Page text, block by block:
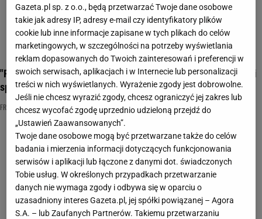
"Przyjaciele" - którą postacią z serialu jesteś? Rozwiąż quiz i
sprawdź!
FRIENDS PRZYJACIELE PSYCHOTEST
Gazeta.pl sp. z o.o., będą przetwarzać Twoje dane osobowe
takie jak adresy IP, adresy e-mail czy identyfikatory plików
cookie lub inne informacje zapisane w tych plikach do celów
marketingowych, w szczególności na potrzeby wyświetlania
reklam dopasowanych do Twoich zainteresowań i preferencji w
swoich serwisach, aplikacjach i w Internecie lub personalizacji
treści w nich wyświetlanych. Wyrażenie zgody jest dobrowolne.
Jeśli nie chcesz wyrazić zgody, chcesz ograniczyć jej zakres lub
chcesz wycofać zgodę uprzednio udzieloną przejdź do
„Ustawień Zaawansowanych”.
Twoje dane osobowe mogą być przetwarzane także do celów
badania i mierzenia informacji dotyczących funkcjonowania
serwisów i aplikacji lub łączone z danymi dot. świadczonych
Tobie usług. W określonych przypadkach przetwarzanie
danych nie wymaga zgody i odbywa się w oparciu o
uzasadniony interes Gazeta.pl, jej spółki powiązanej – Agora
S.A. – lub Zaufanych Partnerów. Takiemu przetwarzaniu